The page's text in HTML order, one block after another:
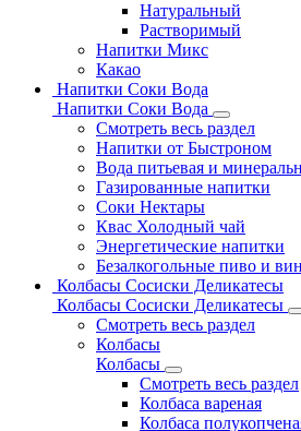
Натуральный
Растворимый
Напитки Микс
Какао
Напитки Соки Вода
Напитки Соки Вода
Смотреть весь раздел
Напитки от Быстроном
Вода питьевая и
Газированные напитки
Соки Нектары
Квас Холодный чай
Энергетические напитки
Безалкогольные пиво и
Колбасы Сосиски Деликатесы
Колбасы Сосиски Деликатесы
Смотреть весь раздел
Колбасы
Колбасы
Смотреть весь раздел
Колбаса вареная
Колбаса